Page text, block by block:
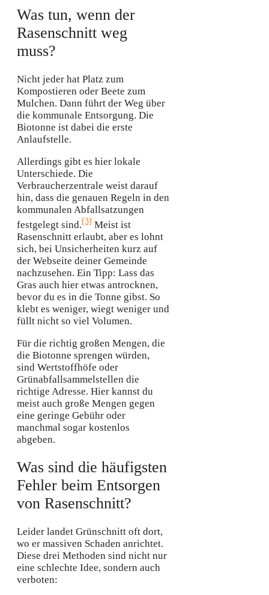
Was tun, wenn der
Rasenschnitt weg
muss?
Nicht jeder hat Platz zum
Kompostieren oder Beete zum
Mulchen. Dann führt der Weg über
die kommunale Entsorgung. Die
Biotonne ist dabei die erste
Anlaufstelle.
Allerdings gibt es hier lokale
Unterschiede. Die
Verbraucherzentrale weist darauf
hin, dass die genauen Regeln in den
kommunalen Abfallsatzungen
festgelegt sind.[3] Meist ist
Rasenschnitt erlaubt, aber es lohnt
sich, bei Unsicherheiten kurz auf
der Webseite deiner Gemeinde
nachzusehen. Ein Tipp: Lass das
Gras auch hier etwas antrocknen,
bevor du es in die Tonne gibst. So
klebt es weniger, wiegt weniger und
füllt nicht so viel Volumen.
Für die richtig großen Mengen, die
die Biotonne sprengen würden,
sind Wertstoffhöfe oder
Grünabfallsammelstellen die
richtige Adresse. Hier kannst du
meist auch große Mengen gegen
eine geringe Gebühr oder
manchmal sogar kostenlos
abgeben.
Was sind die häufigsten
Fehler beim Entsorgen
von Rasenschnitt?
Leider landet Grünschnitt oft dort,
wo er massiven Schaden anrichtet.
Diese drei Methoden sind nicht nur
eine schlechte Idee, sondern auch
verboten: